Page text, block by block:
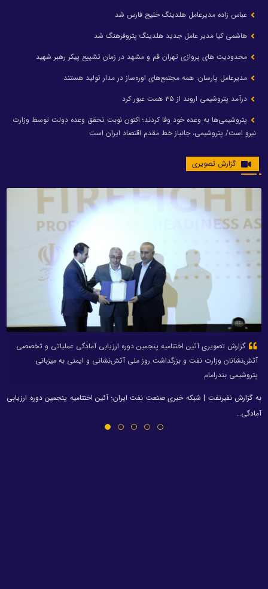
عباس زاده مدیرعامل هلدینگ خلیج فارس شد
هاشمی کیا مدیر عامل جدید هلدینگ پتروفرهنگ شد
محدودیت های پروازی تهران قم و مشهد در زمان تشییع پیکر رهبر شهید
مدیرعامل پارسان: همه مجتمع‌های اوره‌ساز در مدار تولید هستند
درآمد پتروشیمی اروند از ۳۵ همت عبور کرد
پتروشیمی‌ها به وعده خود وفا کردند؛ اکنون نوبت تحقق وعده دولت توسط وزارت
نیرو است/ پتروشیمی، جانباز خط مقدم اقتصاد ایران است
گزارش تصویری
گزارش تصویری آئین اختتامیه پنجمین دوره ارزیابی آمادگی عملیاتی و تخصصی
آتش‌نشانان وزارت نفت و بزرگداشت روز ملی آتش‌نشانی و ایمنی به میزبانی
پتروشیمی بندرامام
به گزارش نفیرنفت | شبکه خبری صنعت نفت ایران؛ آئین اختتامیه پنجمین دوره ارزیابی
آمادگی…